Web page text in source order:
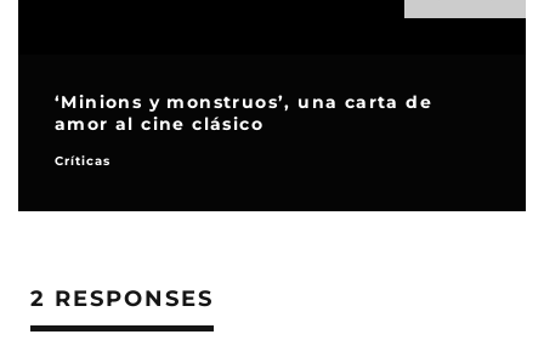
‘Minions y monstruos’, una carta de
amor al cine clásico
Críticas
2 RESPONSES